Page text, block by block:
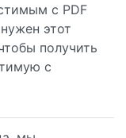
с PDF
этот
получить
с